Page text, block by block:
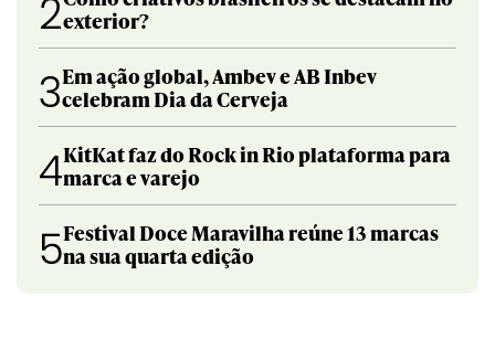
2exterior?
3Em ação global, Ambev e AB Inbev
celebram Dia da Cerveja
4KitKat faz do Rock in Rio plataforma para
marca e varejo
5Festival Doce Maravilha reúne 13 marcas
na sua quarta edição